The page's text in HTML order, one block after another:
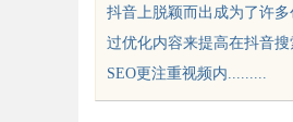
sc
抖音上脱颖而出成为了许
过优化内容来提高在抖音
SEO更注重视频内.........
AC 国际医疗实验室，标准化研